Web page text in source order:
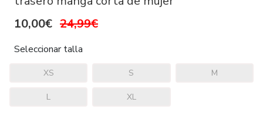
10,00€ 24,99€
Seleccionar talla
XS S M
L XL